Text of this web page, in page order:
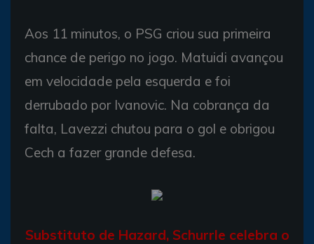
Aos 11 minutos, o PSG criou sua primeira
chance de perigo no jogo. Matuidi avançou
em velocidade pela esquerda e foi
derrubado por Ivanovic. Na cobrança da
falta, Lavezzi chutou para o gol e obrigou
Cech a fazer grande defesa.
Substituto de Hazard, Schurrle celebra o